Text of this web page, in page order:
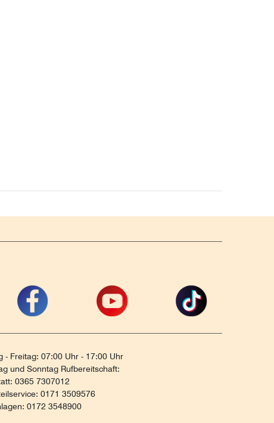
- Freitag: 07:00 Uhr - 17:00 Uhr
und Sonntag Rufbereitschaft:
0365 7307012
0171 3509576
0172 3548900